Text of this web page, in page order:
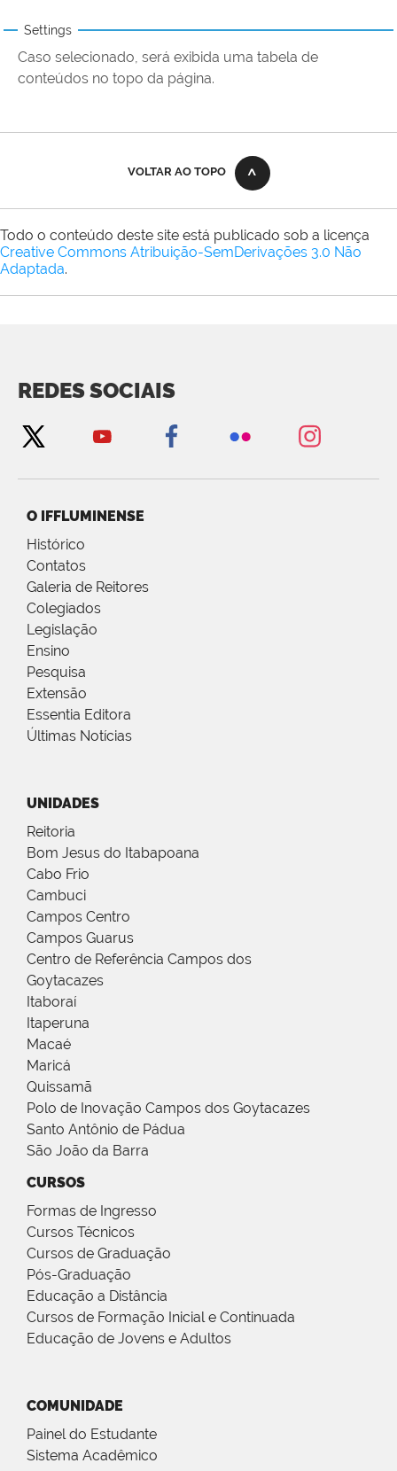
Settings
Caso selecionado, será exibida uma tabela de
conteúdos no topo da página.
VOLTAR AO TOPO
Todo o conteúdo deste site está publicado sob a licença
Creative Commons Atribuição-SemDerivações 3.0 Não
Adaptada.
REDES SOCIAIS
O IFFLUMINENSE
Histórico
Contatos
Galeria de Reitores
Colegiados
Legislação
Ensino
Pesquisa
Extensão
Essentia Editora
Últimas Notícias
UNIDADES
Reitoria
Bom Jesus do Itabapoana
Cabo Frio
Cambuci
Campos Centro
Campos Guarus
Centro de Referência Campos dos
Goytacazes
Itaboraí
Itaperuna
Macaé
Maricá
Quissamã
Polo de Inovação Campos dos Goytacazes
Santo Antônio de Pádua
São João da Barra
CURSOS
Formas de Ingresso
Cursos Técnicos
Cursos de Graduação
Pós-Graduação
Educação a Distância
Cursos de Formação Inicial e Continuada
Educação de Jovens e Adultos
COMUNIDADE
Painel do Estudante
Sistema Acadêmico